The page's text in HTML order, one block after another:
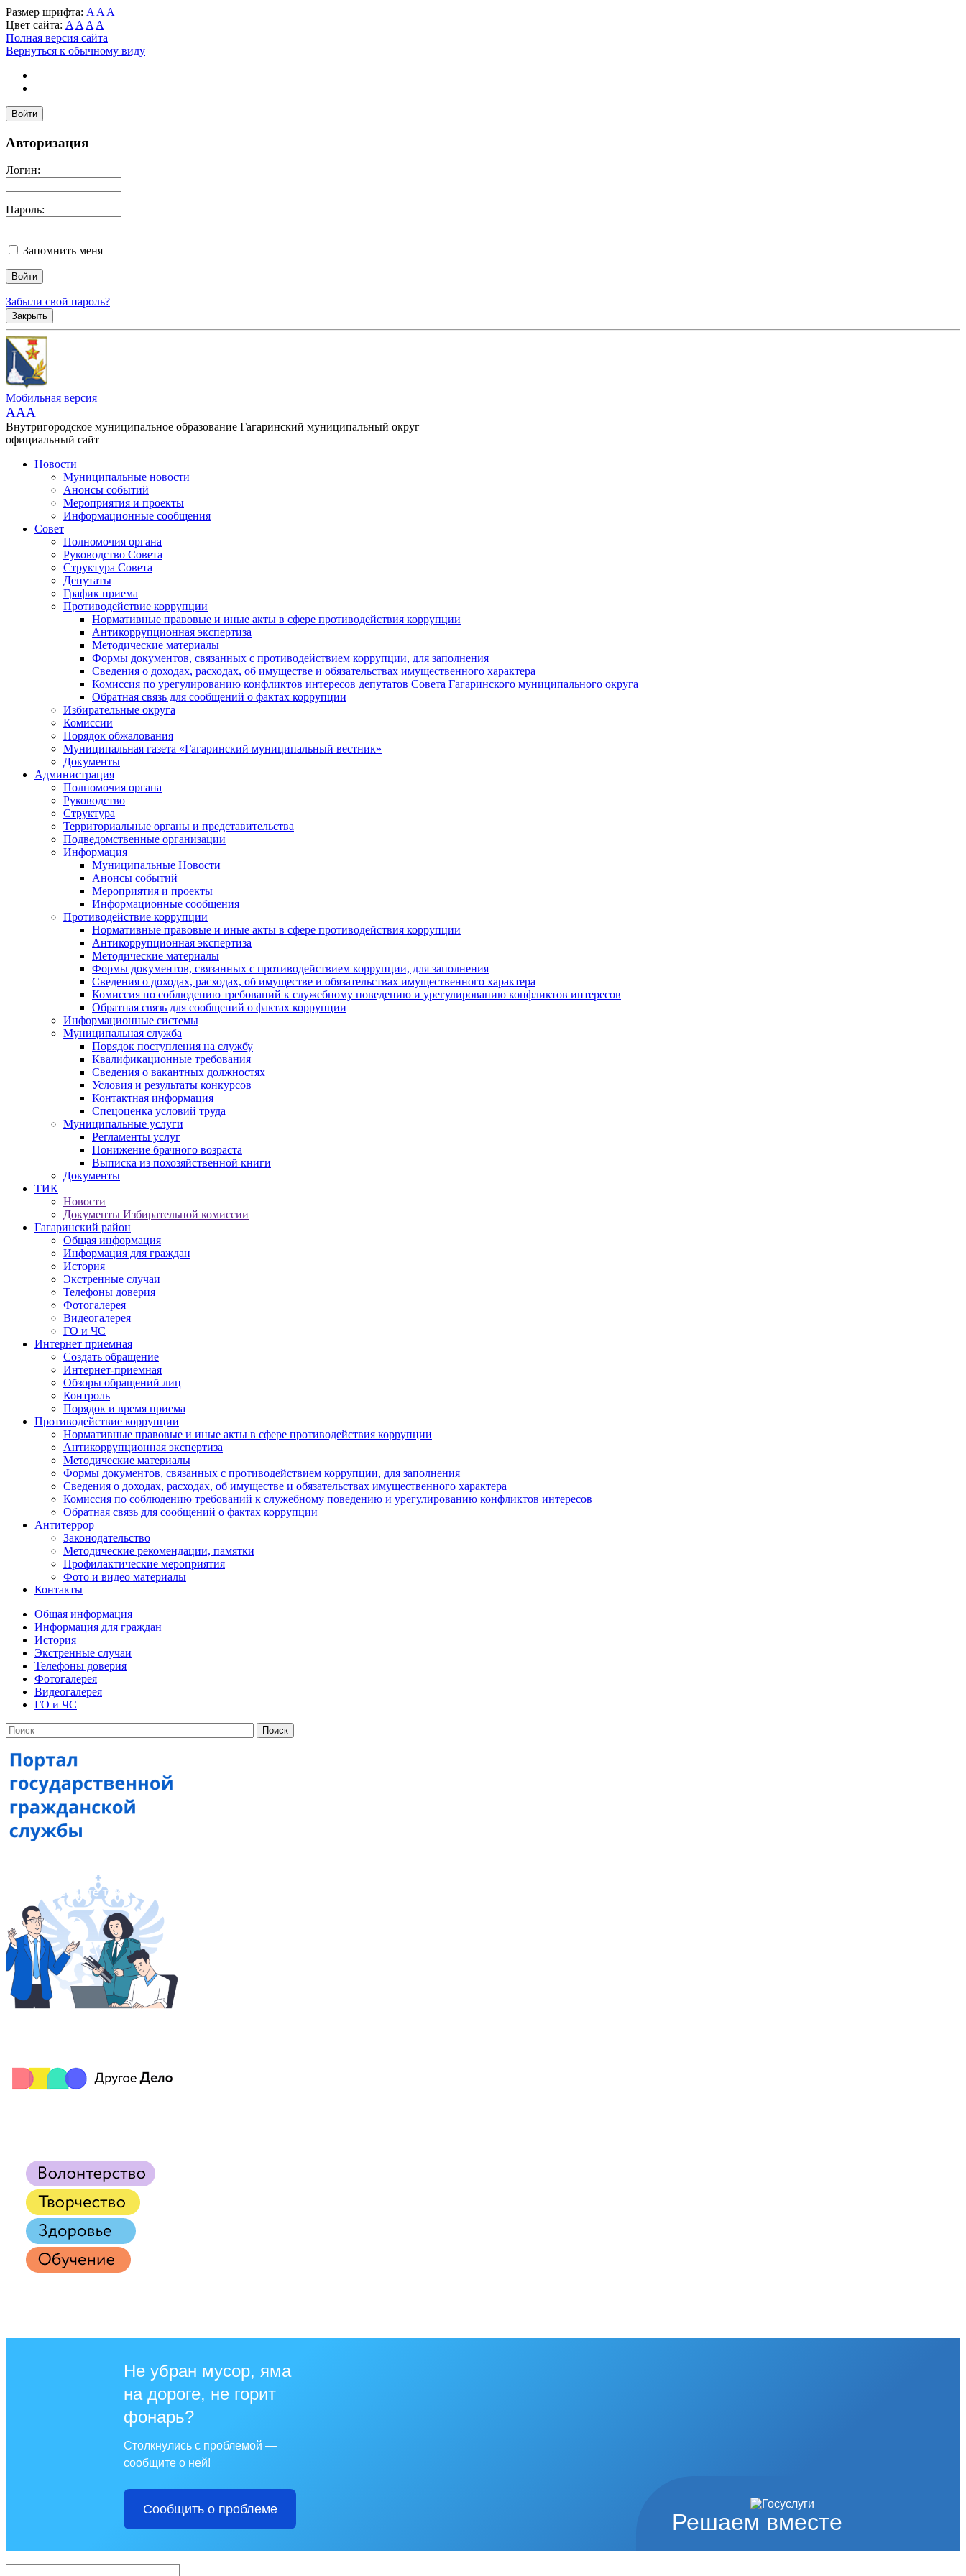
Размер шрифта: A A A
Цвет сайта: A A A A
Полная версия сайта
Вернуться к обычному виду
Войти
Авторизация
Логин:
Пароль:
Запомнить меня
Забыли свой пароль?
Закрыть
Мобильная версия
AAA
Внутригородское муниципальное образование Гагаринский муниципальный округ
официальный сайт
Новости
Муниципальные новости
Анонсы событий
Мероприятия и проекты
Информационные сообщения
Совет
Полномочия органа
Руководство Совета
Структура Совета
Депутаты
График приема
Противодействие коррупции
Нормативные правовые и иные акты в сфере противодействия коррупции
Антикоррупционная экспертиза
Методические материалы
Формы документов, связанных с противодействием коррупции, для заполнения
Сведения о доходах, расходах, об имуществе и обязательствах имущественного характера
Комиссия по урегулированию конфликтов интересов депутатов Совета Гагаринского муниципального округа
Обратная связь для сообщений о фактах коррупции
Избирательные округа
Комиссии
Порядок обжалования
Муниципальная газета «Гагаринский муниципальный вестник»
Документы
Администрация
Полномочия органа
Руководство
Структура
Территориальные органы и представительства
Подведомственные организации
Информация
Муниципальные Новости
Анонсы событий
Мероприятия и проекты
Информационные сообщения
Противодействие коррупции
Нормативные правовые и иные акты в сфере противодействия коррупции
Антикоррупционная экспертиза
Методические материалы
Формы документов, связанных с противодействием коррупции, для заполнения
Сведения о доходах, расходах, об имуществе и обязательствах имущественного характера
Комиссия по соблюдению требований к служебному поведению и урегулированию конфликтов интересов
Обратная связь для сообщений о фактах коррупции
Информационные системы
Муниципальная служба
Порядок поступления на службу
Квалификационные требования
Сведения о вакантных должностях
Условия и результаты конкурсов
Контактная информация
Спецоценка условий труда
Муниципальные услуги
Регламенты услуг
Понижение брачного возраста
Выписка из похозяйственной книги
Документы
ТИК
Новости
Документы Избирательной комиссии
Гагаринский район
Общая информация
Информация для граждан
История
Экстренные случаи
Телефоны доверия
Фотогалерея
Видеогалерея
ГО и ЧС
Интернет приемная
Создать обращение
Интернет-приемная
Обзоры обращений лиц
Контроль
Порядок и время приема
Противодействие коррупции
Нормативные правовые и иные акты в сфере противодействия коррупции
Антикоррупционная экспертиза
Методические материалы
Формы документов, связанных с противодействием коррупции, для заполнения
Сведения о доходах, расходах, об имуществе и обязательствах имущественного характера
Комиссия по соблюдению требований к служебному поведению и урегулированию конфликтов интересов
Обратная связь для сообщений о фактах коррупции
Антитеррор
Законодательство
Методические рекомендации, памятки
Профилактические мероприятия
Фото и видео материалы
Контакты
Общая информация
Информация для граждан
История
Экстренные случаи
Телефоны доверия
Фотогалерея
Видеогалерея
ГО и ЧС
Решаем вместе
Не убран мусор, яма
на дороге, не горит
фонарь?
Столкнулись с проблемой —
сообщите о ней!
Сообщить о проблеме